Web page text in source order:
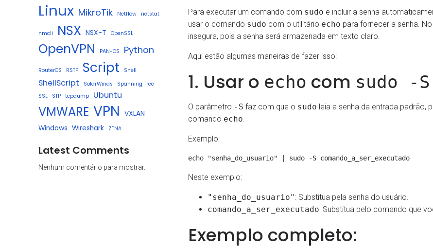
Linux MikroTik Netflow netstat
nmcli NSX NSX-T OpenSSL
OpenVPN PAN-OS Python
RouterOS RSTP Script Shell
ShellScript SolarWinds
Spanning Tree
SSL
STP tcpdump Ubuntu
VMWARE VPN VXLAN
Windows Wireshark ZTNA
Latest Comments
Nenhum comentário para mostrar.
Para executar um comando com sudo e incluir a senha
usar o comando sudo com o utilitário echo para fornecer a senha.
insegura, pois a senha será armazenada em texto claro.
Aqui estão algumas maneiras de fazer isso:
1. Usar o echo com sudo -S
O parâmetro -S faz com que o sudo leia a senha da entrada padrão,
comando echo.
Exemplo:
Neste exemplo:
"senha_do_usuario" : Substitua pela senha do usuário.
comando_a_ser_executado: Substitua pelo comando que
Exemplo completo: